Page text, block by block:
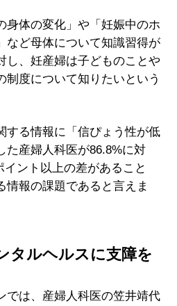
身体の変化」や「妊娠中のホ
など母体について知識習得が
し、妊産婦は子どものことや
制度について知りたいという
する情報に「信ぴょう性が低
た産婦人科医が86.8%に対
イント以上の差があること
情報の課題であると言えま
タルヘルスに支障を
では、産婦人科医の笠井靖代